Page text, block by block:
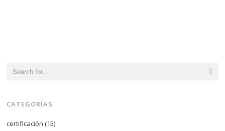
CATEGORÍAS
certificación (15)